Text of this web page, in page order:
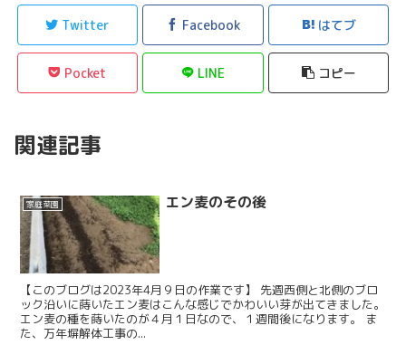
Twitter Facebook はてブ
Pocket LINE コピー
関連記事
家庭菜園 エン麦のその後
【このブログは2023年4月９日の作業です】 先週西側と北側のブロ
ック沿いに蒔いたエン麦はこんな感じでかわいい芽が出てきました。
エン麦の種を蒔いたのが４月１日なので、１週間後になります。 ま
た、万年塀解体工事の...